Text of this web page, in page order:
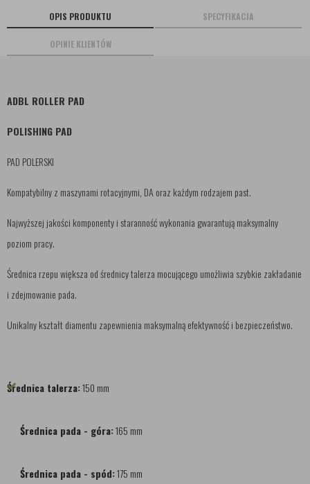
OPIS PRODUKTU SPECYFIKACJA
OPINIE KLIENTÓW
ADBL ROLLER PAD
POLISHING PAD
PAD POLERSKI
Kompatybilny z maszynami rotacyjnymi, DA oraz każdym rodzajem past.
Najwyższej jakości komponenty i staranność wykonania gwarantują maksymalny
poziom pracy.
Średnica rzepu większa od średnicy talerza mocującego umożliwia szybkie zakładanie
i zdejmowanie pada.
Unikalny kształt diamentu zapewnienia maksymalną efektywność i bezpieczeństwo.
Średnica talerza:150 mm
Średnica pada - góra:165 mm
Średnica pada - spód:175 mm